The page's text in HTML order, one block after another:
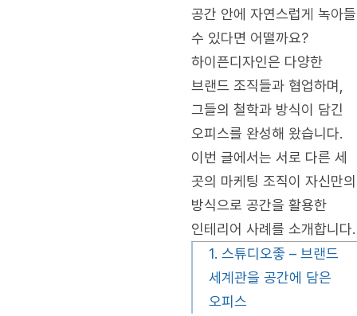
공간 안에 자연스럽게 녹아들
수 있다면 어떨까요?
하이픈디자인은 다양한
브랜드 조직들과 협업하며,
그들의 철학과 방식이 담긴
오피스를 완성해 왔습니다.
이번 글에서는 서로 다른 세
곳의 마케팅 조직이 자신만의
방식으로 공간을 활용한
인테리어 사례를 소개합니다.
1. 스튜디오좋 – 브랜드
세계관을 공간에 담은
오피스